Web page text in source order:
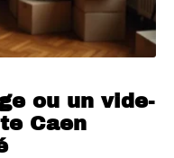
ou un vide-
Caen